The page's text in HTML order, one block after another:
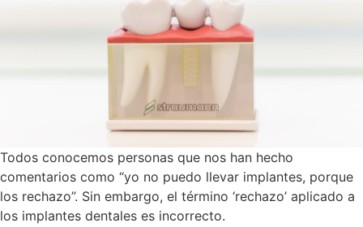
Todos conocemos personas que nos han hecho
comentarios como “yo no puedo llevar implantes, porque
los rechazo”. Sin embargo, el término ‘rechazo’ aplicado a
los implantes dentales es incorrecto.